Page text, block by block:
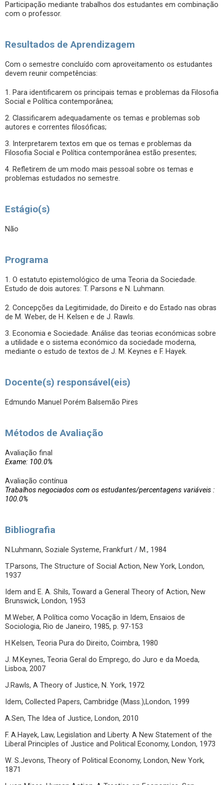
Participação mediante trabalhos dos estudantes em combinação
com o professor.
Resultados de Aprendizagem
Com o semestre concluído com aproveitamento os estudantes
devem reunir competências:
1. Para identificarem os principais temas e problemas da Filosofia
Social e Política contemporânea;
2. Classificarem adequadamente os temas e problemas sob
autores e correntes filosóficas;
3. Interpretarem textos em que os temas e problemas da
Filosofia Social e Política contemporânea estão presentes;
4. Refletirem de um modo mais pessoal sobre os temas e
problemas estudados no semestre.
Estágio(s)
Não
Programa
1. O estatuto epistemológico de uma Teoria da Sociedade.
Estudo de dois autores: T. Parsons e N. Luhmann.
2. Concepções da Legitimidade, do Direito e do Estado nas obras
de M. Weber, de H. Kelsen e de J. Rawls.
3. Economia e Sociedade. Análise das teorias económicas sobre
a utilidade e o sistema económico da sociedade moderna,
mediante o estudo de textos de J. M. Keynes e F. Hayek.
Docente(s) responsável(eis)
Edmundo Manuel Porém Balsemão Pires
Métodos de Avaliação
Avaliação final
Exame: 100.0%
Avaliação contínua
Trabalhos negociados com os estudantes/percentagens variáveis :
100.0%
Bibliografia
N.Luhmann, Soziale Systeme, Frankfurt / M., 1984
T.Parsons, The Structure of Social Action, New York, London,
1937
Idem and E. A. Shils, Toward a General Theory of Action, New
Brunswick, London, 1953
M.Weber, A Política como Vocação in Idem, Ensaios de
Sociologia, Rio de Janeiro, 1985, p. 97-153
H.Kelsen, Teoria Pura do Direito, Coimbra, 1980
J. M.Keynes, Teoria Geral do Emprego, do Juro e da Moeda,
Lisboa, 2007
J.Rawls, A Theory of Justice, N. York, 1972
Idem, Collected Papers, Cambridge (Mass.),London, 1999
A.Sen, The Idea of Justice, London, 2010
F. A.Hayek, Law, Legislation and Liberty. A New Statement of the
Liberal Principles of Justice and Political Economy, London, 1973
W. S.Jevons, Theory of Political Economy, London, New York,
1871